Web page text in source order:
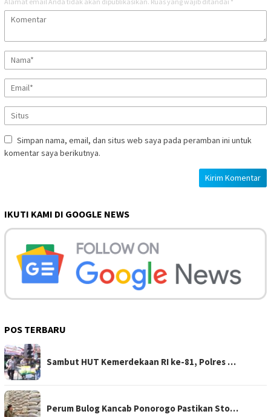
Simpan nama, email, dan situs web saya pada peramban ini untuk
komentar saya berikutnya.
IKUTI KAMI DI GOOGLE NEWS
POS TERBARU
Sambut HUT Kemerdekaan RI ke-81, Polres …
Perum Bulog Kancab Ponorogo Pastikan Sto…